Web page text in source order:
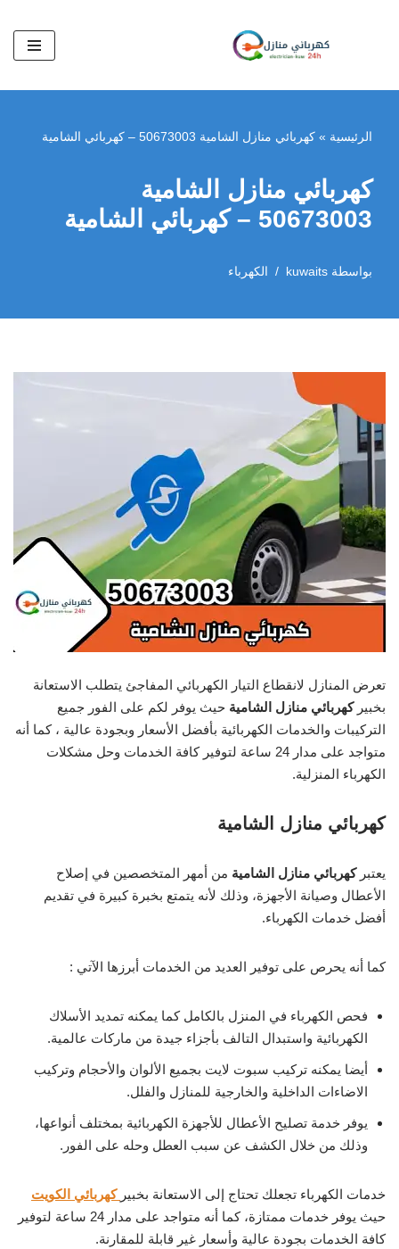
المحتوى
الرئيسية » كهربائي منازل الشامية 50673003 – كهربائي الشامية
كهربائي منازل الشامية
50673003 – كهربائي الشامية
بواسطة kuwaits الكهرباء
تعرض المنازل لانقطاع التيار الكهربائي المفاجئ يتطلب الاستعانة
بخبيركهربائي منازل الشامية حيث يوفر لكم على الفور جميع
التركيبات والخدمات الكهربائية بأفضل الأسعار وبجودة عالية ، كما أنه
متواجد على مدار 24 ساعة لتوفير كافة الخدمات وحل مشكلات
الكهرباء المنزلية.
كهربائي منازل الشامية
يعتبر كهربائي منازل الشامية من أمهر المتخصصين في إصلاح
الأعطال وصيانة الأجهزة، وذلك لأنه يتمتع بخبرة كبيرة في تقديم
أفضل خدمات الكهرباء.
كما أنه يحرص على توفير العديد من الخدمات أبرزها الآتي :
فحص الكهرباء في المنزل بالكامل كما يمكنه تمديد الأسلاك
الكهربائية واستبدال التالف بأجزاء جيدة من ماركات عالمية.
أيضا يمكنه تركيب سبوت لايت بجميع الألوان والأحجام وتركيب
الاضاءات الداخلية والخارجية للمنازل والفلل.
يوفر خدمة تصليح الأعطال للأجهزة الكهربائية بمختلف أنواعها،
وذلك من خلال الكشف عن سبب العطل وحله على الفور.
خدمات الكهرباء تجعلك تحتاج إلى الاستعانة بخبير كهربائي الكويت
حيث يوفر خدمات ممتازة، كما أنه متواجد على مدار 24 ساعة لتوفير
كافة الخدمات بجودة عالية وأسعار غير قابلة للمقارنة.